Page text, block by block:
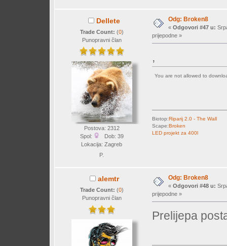
Dellete
Trade Count: (0)
Punopravni član
Postova: 2312
Spol:
Dob: 39
Lokacija: Zagreb
P.
Odg: Broken8
« Odgovori #47 u:
prijepodne »
,
You are not allowed to
Biotop:Riparij 2.0 - The Wall
Scape:Broken
LED projekt za 400l
alemtr
Trade Count: (0)
Punopravni član
Odg: Broken8
« Odgovori #48 u:
prijepodne »
Prelijepa